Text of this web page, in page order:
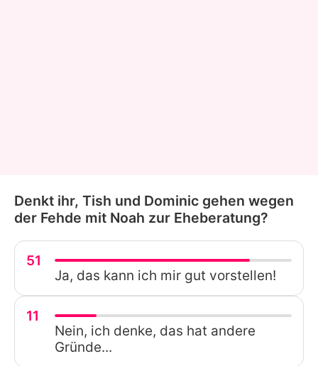
Denkt ihr, Tish und Dominic gehen wegen
der Fehde mit Noah zur Eheberatung?
51
Ja, das kann ich mir gut vorstellen!
11
Nein, ich denke, das hat andere
Gründe...